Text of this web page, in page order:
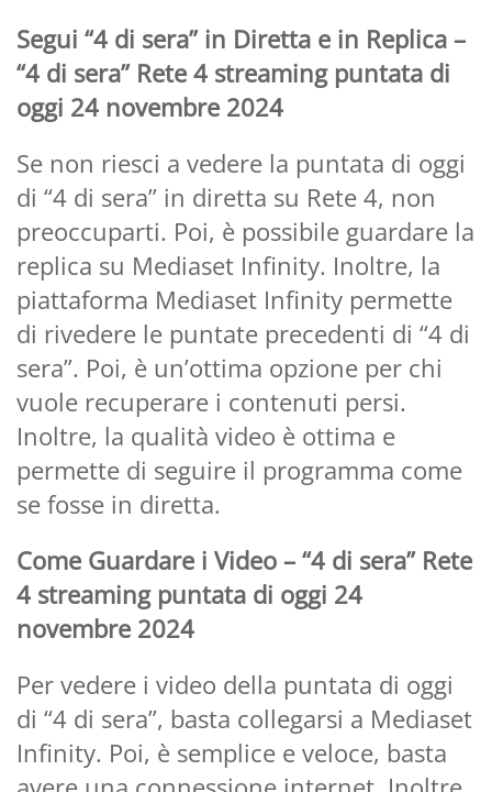
Segui “4 di sera” in Diretta e in Replica –
“4 di sera” Rete 4 streaming puntata di
oggi 24 novembre 2024
Se non riesci a vedere la puntata di oggi
di “4 di sera” in diretta su Rete 4, non
preoccuparti. Poi, è possibile guardare la
replica su Mediaset Infinity. Inoltre, la
piattaforma Mediaset Infinity permette
di rivedere le puntate precedenti di “4 di
sera”. Poi, è un’ottima opzione per chi
vuole recuperare i contenuti persi.
Inoltre, la qualità video è ottima e
permette di seguire il programma come
se fosse in diretta.
Come Guardare i Video – “4 di sera” Rete
4 streaming puntata di oggi 24
novembre 2024
Per vedere i video della puntata di oggi
di “4 di sera”, basta collegarsi a Mediaset
Infinity. Poi, è semplice e veloce, basta